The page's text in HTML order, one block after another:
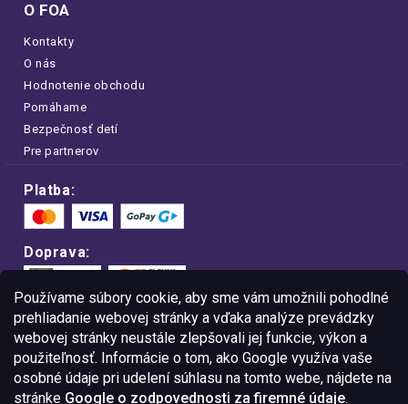
Používame súbory cookie, aby sme vám umožnili pohodlné
prehliadanie webovej stránky a vďaka analýze prevádzky
webovej stránky neustále zlepšovali jej funkcie, výkon a
použiteľnosť. Informácie o tom, ako Google využíva vaše
osobné údaje pri udelení súhlasu na tomto webe, nájdete na
stránke Google o zodpovednosti za firemné údaje.
O FOA
Kontakty
O nás
Hodnotenie obchodu
Pomáhame
Bezpečnosť detí
Pre partnerov
Platba:
Doprava:
Nakupujte na FOA bezpečne a bez obáv.
Vďaka protokolu HTTPS sú vaše citlivé
dáta v úplnom bezpečí.